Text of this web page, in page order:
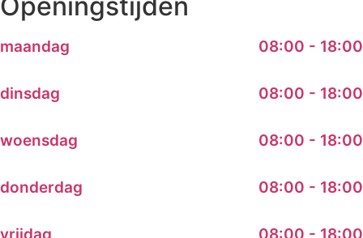
Openingstijden
maandag 08:00 - 18:00
dinsdag 08:00 - 18:00
woensdag 08:00 - 18:00
donderdag 08:00 - 18:00